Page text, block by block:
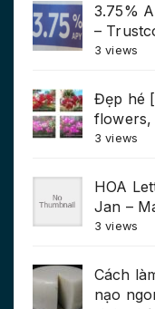
3.75%
–
3 views
Đẹp hé
flowers,
3 views
HOA
Jan –
3 views
Cách
nạo